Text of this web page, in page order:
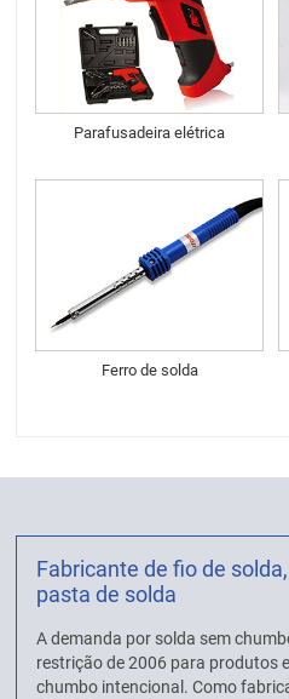
Parafusadeira elétrica
Ferro de solda
Fabricante de fio de
pasta de solda
A demanda por solda sem
restrição de 2006 para produtos
chumbo intencional. Como